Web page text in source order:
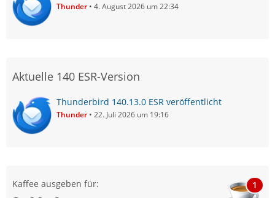
Thunder 4. August 2026 um 22:34
Aktuelle 140 ESR-Version
Thunderbird 140.13.0 ESR veröffentlicht
Thunder 22. Juli 2026 um 19:16
Kaffee ausgeben für: 1